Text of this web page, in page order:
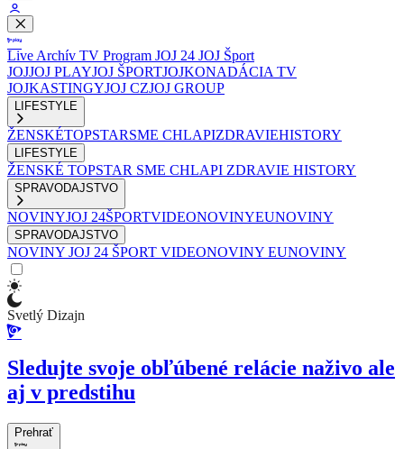
Live Archív TV Program JOJ 24 JOJ Šport
JOJJOJ PLAYJOJ ŠPORTJOJKONADÁCIA TV
JOJKASTINGYJOJ CZJOJ GROUP
LIFESTYLE
ŽENSKÉTOPSTARSME CHLAPIZDRAVIEHISTORY
LIFESTYLE
ŽENSKÉ TOPSTAR SME CHLAPI ZDRAVIE HISTORY
SPRAVODAJSTVO
NOVINYJOJ 24ŠPORTVIDEONOVINYEUNOVINY
SPRAVODAJSTVO
NOVINY JOJ 24 ŠPORT VIDEONOVINY EUNOVINY
Svetlý Dizajn
Sledujte svoje obľúbené relácie naživo ale
aj v predstihu
Prehrať